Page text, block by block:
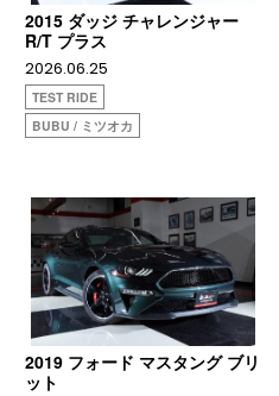
2015 ダッジ チャレンジャー
R/T プラス
2026.06.25
TEST RIDE
BUBU / ミツオカ
2019 フォード マスタング ブリ
ット